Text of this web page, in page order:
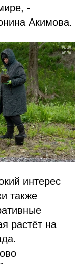
-
Акимова.
интерес
также
растёт на